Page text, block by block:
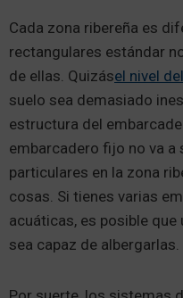
Cada zona ribereña es
rectangulares estándar
de ellas. Quizásel nivel
suelo sea demasiado
estructura del
embarcadero fijo no va a
particulares en la zona
cosas. Si tienes varias
acuáticas, es posible
sea capaz de albergarlas.